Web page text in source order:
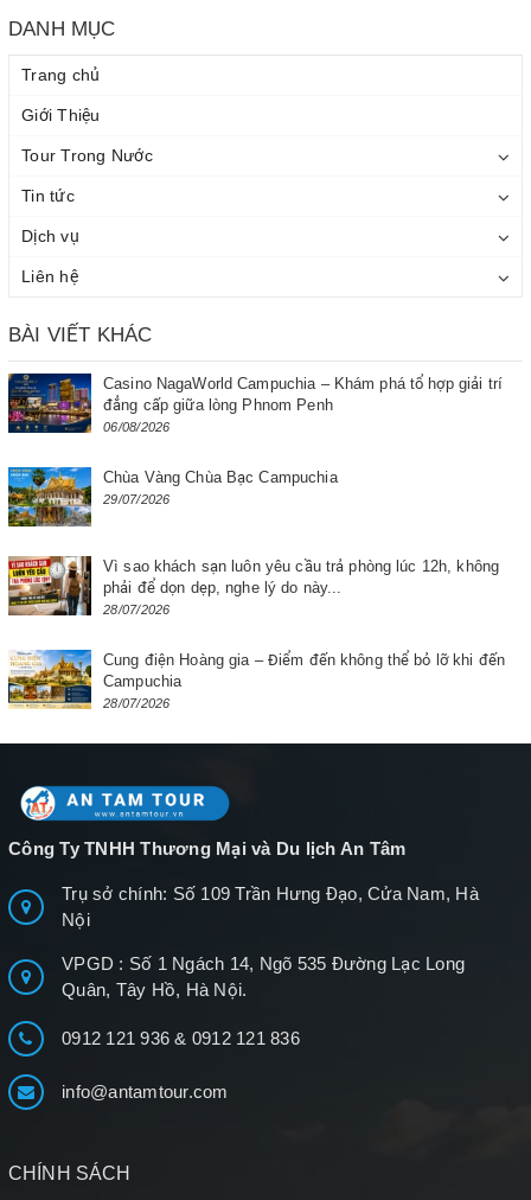
DANH MỤC
Trang chủ
Giới Thiệu
Tour Trong Nước
Tin tức
Dịch vụ
Liên hệ
BÀI VIẾT KHÁC
Casino NagaWorld Campuchia – Khám phá tổ hợp giải trí
đẳng cấp giữa lòng Phnom Penh
06/08/2026
Chùa Vàng Chùa Bạc Campuchia
29/07/2026
Vì sao khách sạn luôn yêu cầu trả phòng lúc 12h, không
phải để dọn dẹp, nghe lý do này...
28/07/2026
Cung điện Hoàng gia – Điểm đến không thể bỏ lỡ khi đến
Campuchia
28/07/2026
Công Ty TNHH Thương Mại và Du lịch An Tâm
Trụ sở chính: Số 109 Trần Hưng Đạo, Cửa Nam, Hà
Nội
VPGD : Số 1 Ngách 14, Ngõ 535 Đường Lạc Long
Quân, Tây Hồ, Hà Nội.
0912 121 936& 0912 121 836
info@antamtour.com
CHÍNH SÁCH